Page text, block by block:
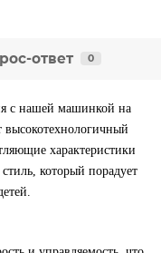
ответ 0
с нашей машинкой на
высокотехнологичный
характеристики
который порадует